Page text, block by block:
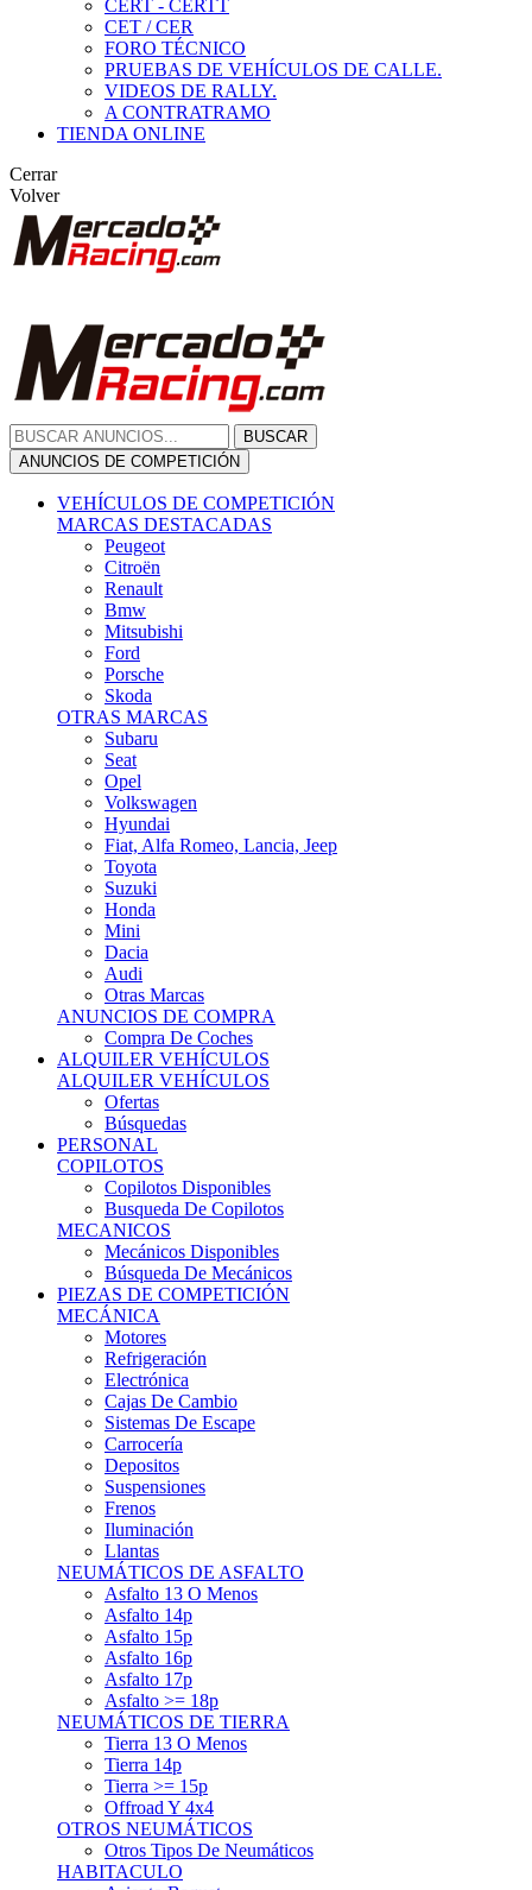
CERT - CERTT
CET / CER
FORO TÉCNICO
PRUEBAS DE VEHÍCULOS DE CALLE.
VIDEOS DE RALLY.
A CONTRATRAMO
TIENDA ONLINE
Cerrar
Volver
BUSCAR
ANUNCIOS DE COMPETICIÓN
VEHÍCULOS DE COMPETICIÓN
MARCAS DESTACADAS
Peugeot
Citroën
Renault
Bmw
Mitsubishi
Ford
Porsche
Skoda
OTRAS MARCAS
Subaru
Seat
Opel
Volkswagen
Hyundai
Fiat, Alfa Romeo, Lancia, Jeep
Toyota
Suzuki
Honda
Mini
Dacia
Audi
Otras Marcas
ANUNCIOS DE COMPRA
Compra De Coches
ALQUILER VEHÍCULOS
ALQUILER VEHÍCULOS
Ofertas
Búsquedas
PERSONAL
COPILOTOS
Copilotos Disponibles
Busqueda De Copilotos
MECANICOS
Mecánicos Disponibles
Búsqueda De Mecánicos
PIEZAS DE COMPETICIÓN
MECÁNICA
Motores
Refrigeración
Electrónica
Cajas De Cambio
Sistemas De Escape
Carrocería
Depositos
Suspensiones
Frenos
Iluminación
Llantas
NEUMÁTICOS DE ASFALTO
Asfalto 13 O Menos
Asfalto 14p
Asfalto 15p
Asfalto 16p
Asfalto 17p
Asfalto >= 18p
NEUMÁTICOS DE TIERRA
Tierra 13 O Menos
Tierra 14p
Tierra >= 15p
Offroad Y 4x4
OTROS NEUMÁTICOS
Otros Tipos De Neumáticos
HABITACULO
Asiento Baquet
Arneses